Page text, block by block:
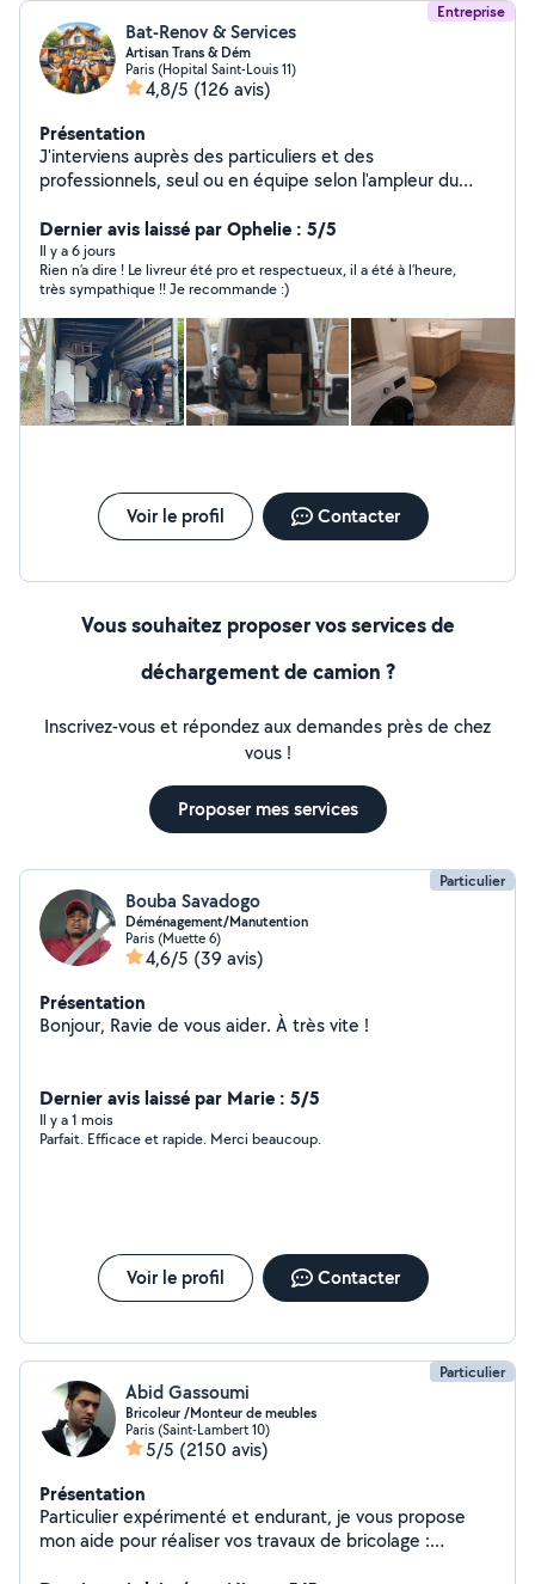
Entreprise
Bat-Renov & Services
Artisan Trans & Dém
Paris (Hopital Saint-Louis 11)
4,8/5 (126 avis)
Présentation
J'interviens auprès des particuliers et des
professionnels, seul ou en équipe selon l'ampleur du
extérieurs : remise en état, rénovation complète
(peinture, plomberie, électricité, sols, menuiserie,
parquet, etc.), ainsi que pour vos déménagements,
manutention lourde et aide au
chargement/déchargement. Travail soigné et sérieux,
respect des délais, et prestations couvertes par une
garantie décennale pour votre tranquillité. Devis clair et
personnalisé sur demande.
Dernier avis laissé par Ophelie : 5/5
Il y a 6 jours
Rien n’a dire ! Le livreur été pro et respectueux, il a été à l’heure,
très sympathique !! Je recommande :)
Voir le profil Contacter
Vous souhaitez proposer vos services de
déchargement de camion ?
Inscrivez-vous et répondez aux demandes près de chez
vous !
Proposer mes services
Particulier
Bouba Savadogo
Déménagement/Manutention
Paris (Muette 6)
4,6/5 (39 avis)
Présentation
Bonjour, Ravie de vous aider. À très vite !
Dernier avis laissé par Marie : 5/5
Il y a 1 mois
Parfait. Efficace et rapide. Merci beaucoup.
Voir le profil Contacter
Particulier
Abid Gassoumi
Bricoleur /Monteur de meubles
Paris (Saint-Lambert 10)
5/5 (2150 avis)
Présentation
Particulier expérimenté et endurant, je vous propose
mon aide pour réaliser vos travaux de bricolage :